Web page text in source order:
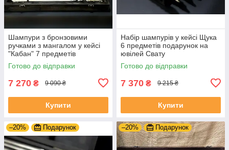
Шампури з бронзовими
ручками з мангалом у кейсі
"Кабан" 7 предметів
подарунок коханому
чоловікові на річницю
Готово до відправки
7 270 ₴ 9 090 ₴
Купити
Набір шампурів у кейсі Щука
6 предметів подарунок на
ювілей Свату
Готово до відправки
7 370 ₴ 9 215 ₴
Купити
–20% Подарунок –20% Подарунок